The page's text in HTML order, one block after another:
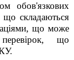
обов'язкових
що складаються
що може
що
.